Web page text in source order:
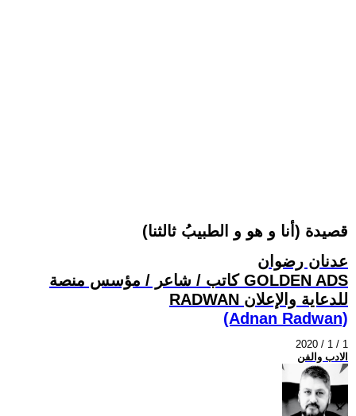
قصيدة (أنا و هو و الطبيبُ ثالثنا)
عدنان رضوان
كاتب / شاعر / مؤسس منصة GOLDEN ADS
RADWAN للدعاية والإعلان
(Adnan Radwan)
2020 / 1 / 1
الادب والفن